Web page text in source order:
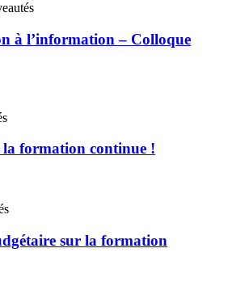
à l’information – Colloque
la formation continue !
sur la formation